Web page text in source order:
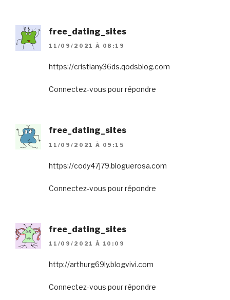
free_dating_sites
11/09/2021 À 08:19
https://cristiany36ds.qodsblog.com
Connectez-vous pour répondre
free_dating_sites
11/09/2021 À 09:15
https://cody47j79.bloguerosa.com
Connectez-vous pour répondre
free_dating_sites
11/09/2021 À 10:09
http://arthurg69ly.blogvivi.com
Connectez-vous pour répondre